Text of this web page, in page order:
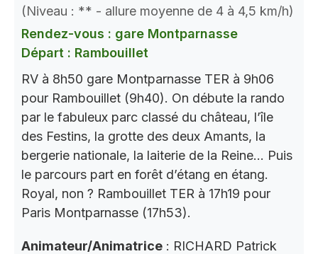
(Niveau : ** - allure moyenne de 4 à 4,5 km/h)
Rendez-vous : gare Montparnasse
Départ : Rambouillet
RV à 8h50 gare Montparnasse TER à 9h06
pour Rambouillet (9h40). On débute la rando
par le fabuleux parc classé du château, l’île
des Festins, la grotte des deux Amants, la
bergerie nationale, la laiterie de la Reine… Puis
le parcours part en forêt d’étang en étang.
Royal, non ? Rambouillet TER à 17h19 pour
Paris Montparnasse (17h53).
Animateur/Animatrice : RICHARD Patrick